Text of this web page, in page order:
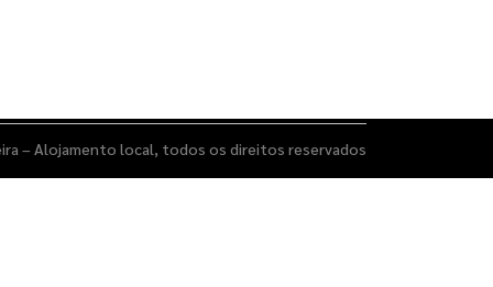
– Alojamento local, todos os direitos reservados